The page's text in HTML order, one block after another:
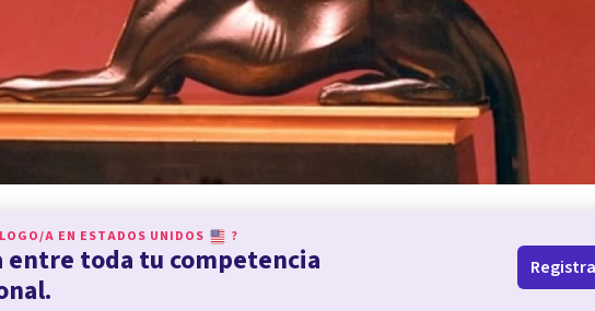
A EN ESTADOS UNIDOS ?
entre toda tu competencia